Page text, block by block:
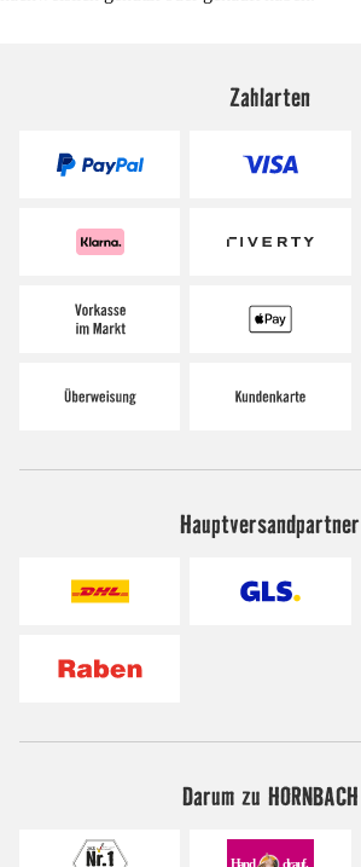
Zahlarten
Hauptversandpartner
Darum zu HORNBACH